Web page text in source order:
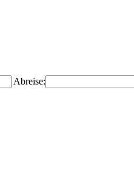
Abreise: